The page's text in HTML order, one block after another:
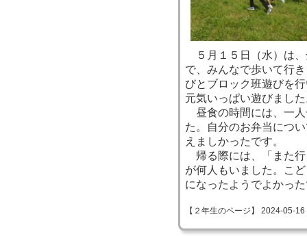
５月１５日（水）は
で、みんなで歩いて行
びとブロック班遊びを
元気いっぱい遊びまし
昼食の時間には、一
た。自分のお弁当につ
えましかったです。
帰る際には、「また行
が何人もいました。こ
になったようでよかっ
【２年生のページ】 2024-05-